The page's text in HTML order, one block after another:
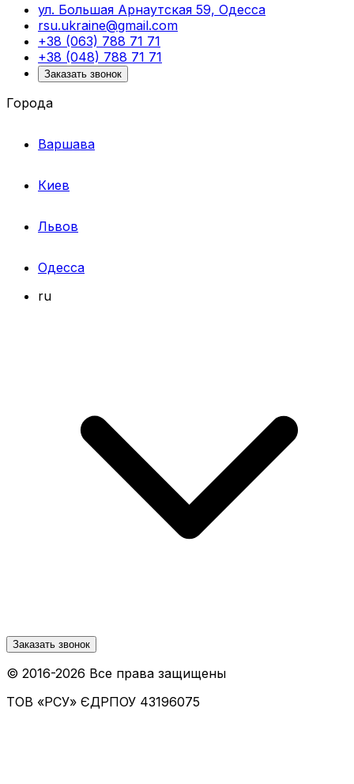
ул. Большая Арнаутская 59, Одесса
rsu.ukraine@gmail.com
+38 (063) 788 71 71
+38 (048) 788 71 71
Заказать звонок
Города
Варшава
Киев
Львов
Одесса
ru
Заказать звонок
© 2016-2026 Все права защищены
ТОВ «РСУ» ЄДРПОУ 43196075